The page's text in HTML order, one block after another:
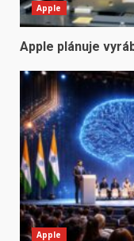
Apple
Apple plánuje
Apple